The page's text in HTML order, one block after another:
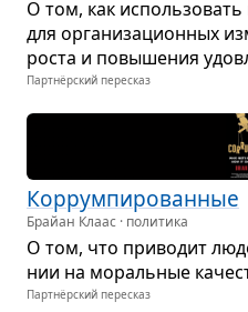
О том, как исполь­зо­вать
для орга­ни­за­ци­он­ных
роста и повы­ше­ния
Партнёрский пересказ
Кор­рум­пи­ро­ван­ные
Брайан Клаас · политика
О том, что при­во­дит
нии на мораль­ные
Партнёрский пересказ